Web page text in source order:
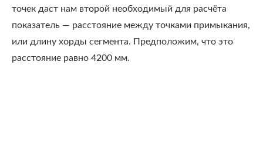
точек даст нам второй необходимый для расчёта
показатель — расстояние между точками примыкания,
или длину хорды сегмента. Предположим, что это
расстояние равно 4200 мм.